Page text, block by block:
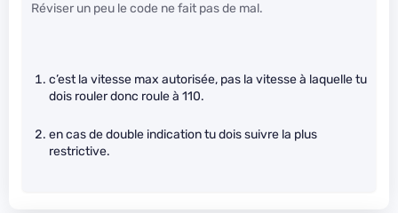
Réviser un peu le code ne fait pas de mal.
c’est la vitesse max autorisée, pas la vitesse à laquelle tu
dois rouler donc roule à 110.
en cas de double indication tu dois suivre la plus
restrictive.